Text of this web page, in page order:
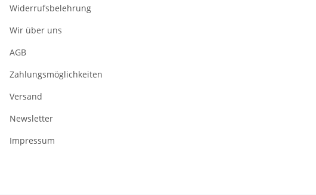
Widerrufsbelehrung
Wir über uns
AGB
Zahlungsmöglichkeiten
Versand
Newsletter
Impressum